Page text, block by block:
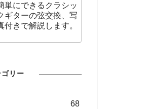
単にできるクラシッ
ギターの弦交換、写
付きで解説します。
ゴリー
68